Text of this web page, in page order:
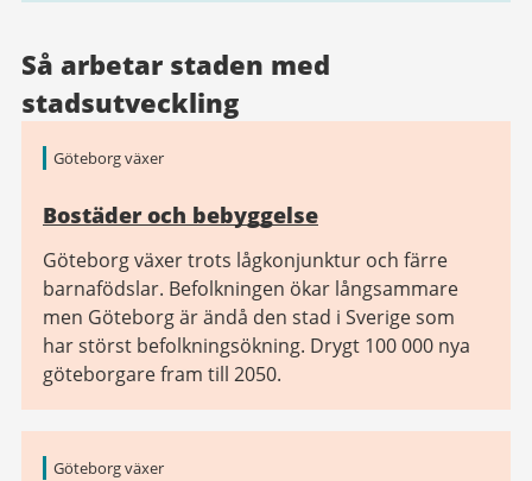
Så arbetar staden med
stadsutveckling
Göteborg växer
Bostäder och bebyggelse
Göteborg växer trots lågkonjunktur och färre
barnafödslar. Befolkningen ökar långsammare
men Göteborg är ändå den stad i Sverige som
har störst befolkningsökning. Drygt 100 000 nya
göteborgare fram till 2050.
Göteborg växer